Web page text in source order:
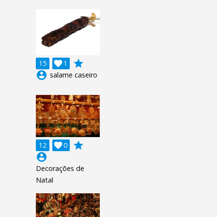
15 1

grade
account_circle salame caseiro
12 0

grade
account_circle
Decorações de
Natal